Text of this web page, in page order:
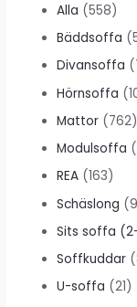
Alla (558)
Bäddsoffa
Divansoffa
Hörnsoffa
Mattor (762)
Modulsoffa
REA (163)
Schäslong
Sits soffa
Soffkuddar
U-soffa (21)